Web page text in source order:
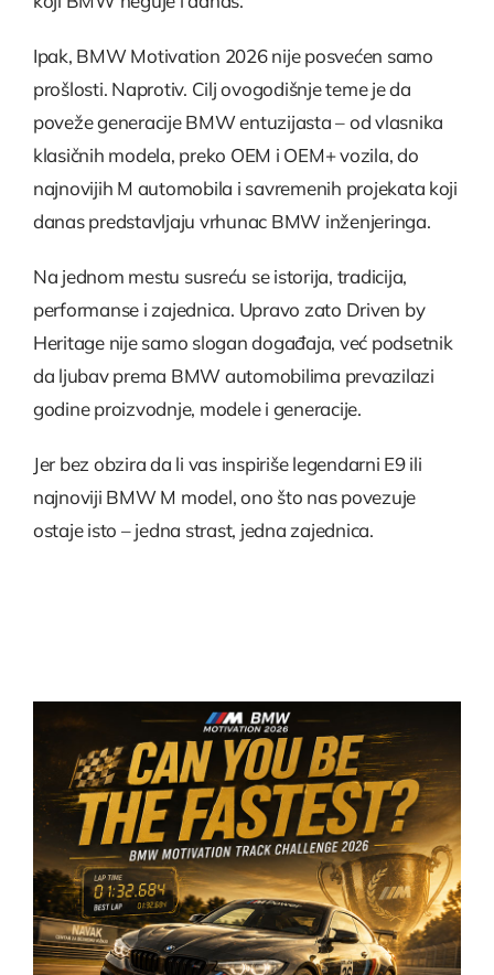
Ipak, BMW Motivation 2026 nije posvećen samo
prošlosti. Naprotiv. Cilj ovogodišnje teme je da
poveže generacije BMW entuzijasta – od vlasnika
klasičnih modela, preko OEM i OEM+ vozila, do
najnovijih M automobila i savremenih projekata koji
danas predstavljaju vrhunac BMW inženjeringa.
Na jednom mestu susreću se istorija, tradicija,
performanse i zajednica. Upravo zato Driven by
Heritage nije samo slogan događaja, već podsetnik
da ljubav prema BMW automobilima prevazilazi
godine proizvodnje, modele i generacije.
Jer bez obzira da li vas inspiriše legendarni E9 ili
najnoviji BMW M model, ono što nas povezuje
ostaje isto – jedna strast, jedna zajednica.